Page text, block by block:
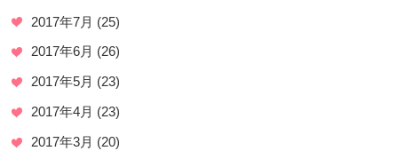
2017年7月 (25)
2017年6月 (26)
2017年5月 (23)
2017年4月 (23)
2017年3月 (20)